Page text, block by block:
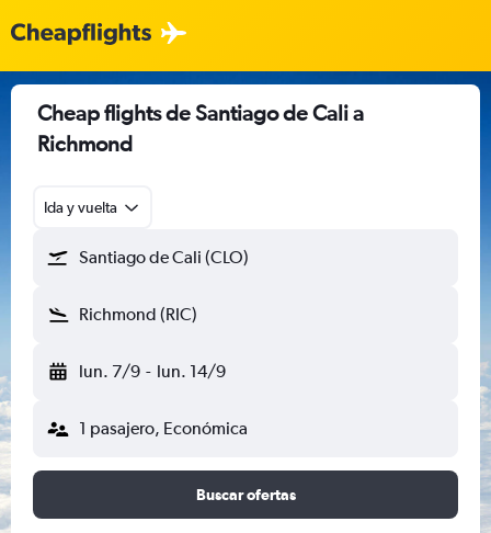
Cheap flights de Santiago de Cali a
Richmond
Ida y vuelta
Santiago de Cali (CLO)
Richmond (RIC)
lun. 7/9 - lun. 14/9
1 pasajero, Económica
Buscar ofertas